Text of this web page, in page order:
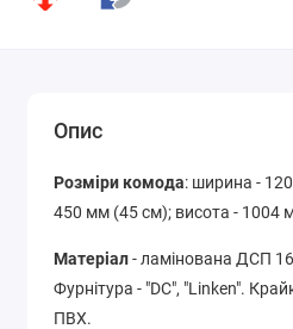
Опис
Розміри комода: ширина -
450 мм (45 см); висота - 1004
Матеріал- ламінована ДСП
Фурнітура - "DC", "Linken".
ПВХ.